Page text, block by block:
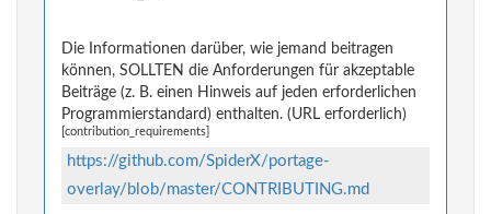
Die Informationen darüber, wie jemand beitragen
können, SOLLTEN die Anforderungen für akzeptable
Beiträge (z. B. einen Hinweis auf jeden erforderlichen
Programmierstandard) enthalten. (URL erforderlich)
[contribution_requirements]
https://github.com/SpiderX/portage-
overlay/blob/master/CONTRIBUTING.md